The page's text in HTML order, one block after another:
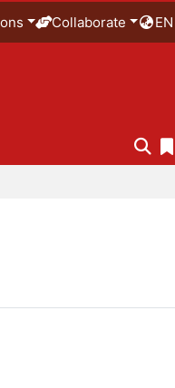
Collaborate EN